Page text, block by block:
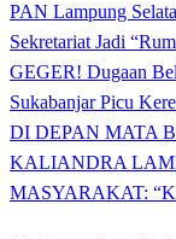
PAN Lampung
Sekretariat Jadi
GEGER! Dugaan
Sukabanjar Picu
DI DEPAN MATA
KALIANDRA
MASYARAKAT: